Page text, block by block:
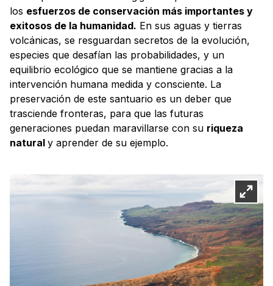
los esfuerzos de conservación más importantes y
exitosos de la humanidad. En sus aguas y tierras
volcánicas, se resguardan secretos de la evolución,
especies que desafían las probabilidades, y un
equilibrio ecológico que se mantiene gracias a la
intervención humana medida y consciente. La
preservación de este santuario es un deber que
trasciende fronteras, para que las futuras
generaciones puedan maravillarse con su riqueza
natural y aprender de su ejemplo.